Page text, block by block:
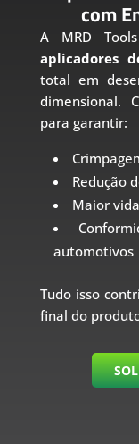
com
A MRD
aplicadores
total em
dimensional.
para garantir:
Redução
Maior
automotivos
Tudo isso
final do